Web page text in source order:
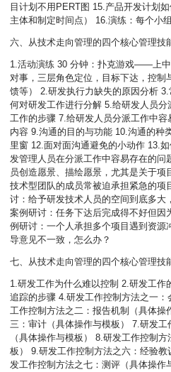
目计划不用PERT图 15.产品开发计划
主体和制定时间点） 16.演练：每个小
六、从技术走向管理的四个核心管理技
1.活动演练 30 分钟：扑克游戏——上
对事，三层角色定位，目标下达，控制
馈等） 2.研发执行力缺失的原因分析
何对研发工作进行分解 5.给研发人员
工作的步骤 7.给研发人员分派工作中
内容 9.沟通的目的与功能 10.沟通的种
里窗 12.面对面沟通避免的小动作 13.
发管理人员在分派工作中容易存在的问
员创造愿景、描绘愿景，尤其是关于
技术型团队的成员常被迫承担紧急的
讨：给予研发技术人员的空间到底多大
案例研讨：任务下达后完成得不好但因
例研讨：一个人承担多个项目遇到资
导意见不一致，怎么办？
七、从技术走向管理的四个核心管理技
1.研发工作为什么难以控制 2.研发工
追踪的步骤 4.研发工作控制方法之一
工作控制方法之二：报告机制（具体操
三：审计（具体操作与模板） 7.研发
（具体操作与模板） 8.研发工作控制
板） 9.研发工作控制方法之六：经验
发工作控制方法之七：测评（具体操作